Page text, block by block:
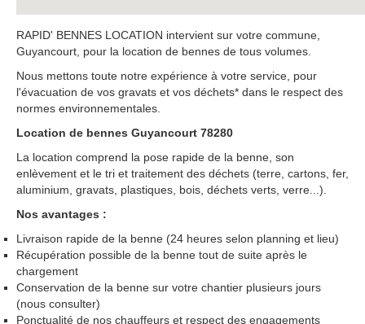
RAPID' BENNES LOCATION intervient sur votre commune,
Guyancourt, pour la location de bennes de tous volumes.
Nous mettons toute notre expérience à votre service, pour
l'évacuation de vos gravats et vos déchets* dans le respect des
normes environnementales.
Location de bennes Guyancourt 78280
La location comprend la pose rapide de la benne, son
enlèvement et le tri et traitement des déchets (terre, cartons, fer,
aluminium, gravats, plastiques, bois, déchets verts, verre...).
Nos avantages :
Livraison rapide de la benne (24 heures selon planning et lieu)
Récupération possible de la benne tout de suite après le
chargement
Conservation de la benne sur votre chantier plusieurs jours
(nous consulter)
Ponctualité de nos chauffeurs et respect des engagements